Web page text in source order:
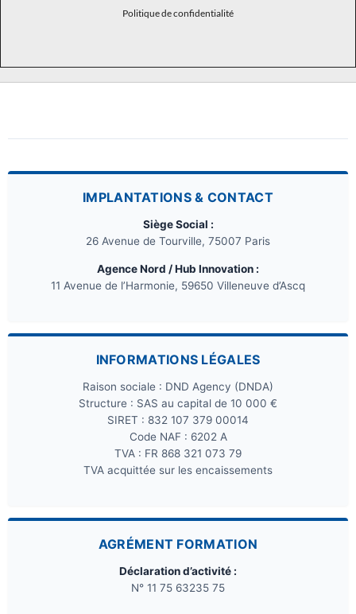
Politique de confidentialité
IMPLANTATIONS & CONTACT
Siège Social :
26 Avenue de Tourville, 75007 Paris
Agence Nord / Hub Innovation :
11 Avenue de l’Harmonie, 59650 Villeneuve d’Ascq
INFORMATIONS LÉGALES
Raison sociale : DND Agency (DNDA)
Structure : SAS au capital de 10 000 €
SIRET : 832 107 379 00014
Code NAF : 6202 A
TVA : FR 868 321 073 79
TVA acquittée sur les encaissements
AGRÉMENT FORMATION
Déclaration d’activité :
N° 11 75 63235 75